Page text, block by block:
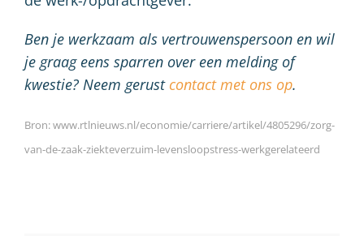
Ben je werkzaam als vertrouwenspersoon en wil
je graag eens sparren over een melding of
kwestie? Neem gerust contact met ons op.
Bron: www.rtlnieuws.nl/economie/carriere/artikel/4805296/zorg-
van-de-zaak-ziekteverzuim-levensloopstress-werkgerelateerd